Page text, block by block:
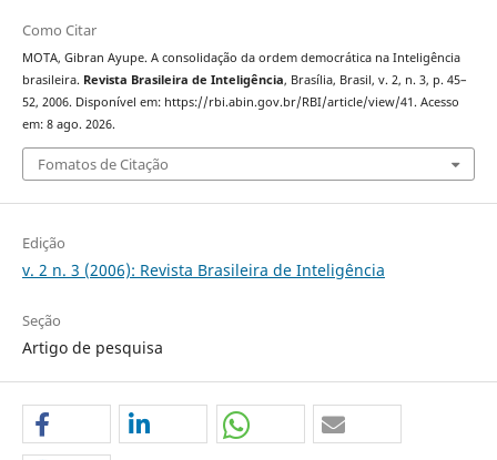
Como Citar
MOTA, Gibran Ayupe. A consolidação da ordem democrática na Inteligência
brasileira. Revista Brasileira de Inteligência, Brasília, Brasil, v. 2, n. 3, p. 45–
52, 2006. Disponível em: https://rbi.abin.gov.br/RBI/article/view/41. Acesso
em: 8 ago. 2026.
Fomatos de Citação
Edição
v. 2 n. 3 (2006): Revista Brasileira de Inteligência
Seção
Artigo de pesquisa